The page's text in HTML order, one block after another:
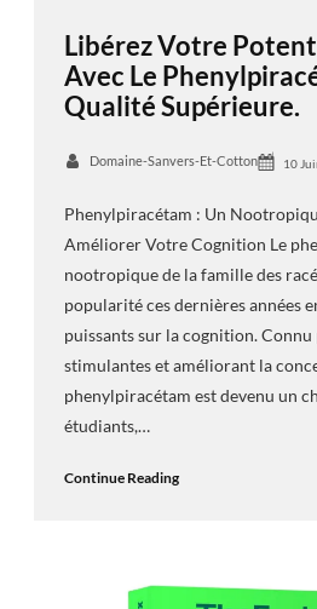
Libérez Votre
Avec Le
Qualité Supérieure.
Domaine-Sanvers-Et-Cotton 10
Phenylpiracétam : Un
Améliorer Votre Cognition Le
nootropique de la famille des
popularité ces dernières années
puissants sur la cognition.
stimulantes et améliorant la
phenylpiracétam est devenu un
étudiants,…
Continue Reading